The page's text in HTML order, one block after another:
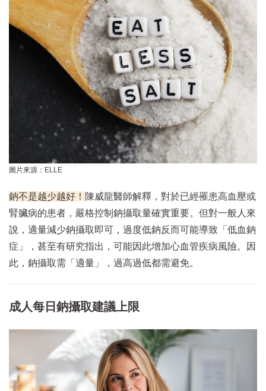
圖片來源：ELLE
鈉不是越少越好！ 陳威龍醫師解釋，對於已經罹患高血壓或
腎臟病的患者，嚴格控制鈉攝取量確實重要。但對一般人來
說，適量減少鈉攝取即可，過度低鈉反而可能導致「低血鈉
症」，甚至有研究指出，可能因此增加心血管疾病風險。因
此，鈉攝取需「適量」，過高過低都需避免。
成人每日鈉攝取建議上限